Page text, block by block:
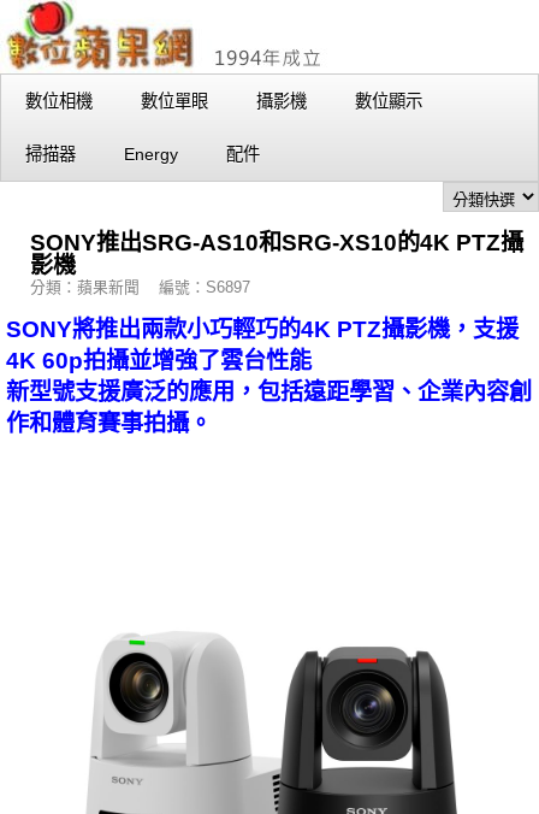
數位相機 數位單眼 攝影機 數位顯示
掃描器 Energy 配件
SONY推出SRG-AS10和SRG-XS10的4K PTZ攝
影機
分類：蘋果新聞 編號：S6897
SONY將推出兩款小巧輕巧的4K PTZ攝影機，支援
4K 60p拍攝並增強了雲台性能
新型號支援廣泛的應用，包括遠距學習、企業內容創
作和體育賽事拍攝。